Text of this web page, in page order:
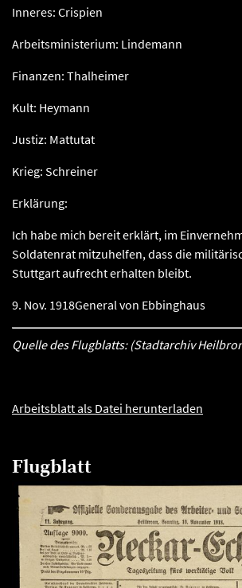
Inneres: Crispien
Arbeitsministerium: Lindemann
Finanzen: Thalheimer
Kult: Heymann
Justiz: Mattutat
Krieg: Schreiner
Erklärung:
Ich habe mich bereit erklärt, im
Soldatenrat mitzuhelfen, dass die
Stuttgart aufrecht erhalten bleibt.
9. Nov. 1918General von Ebbinghaus
Quelle des Flugblatts: (Stadtarchiv
Arbeitsblatt als Datei herunterladen
Flugblatt